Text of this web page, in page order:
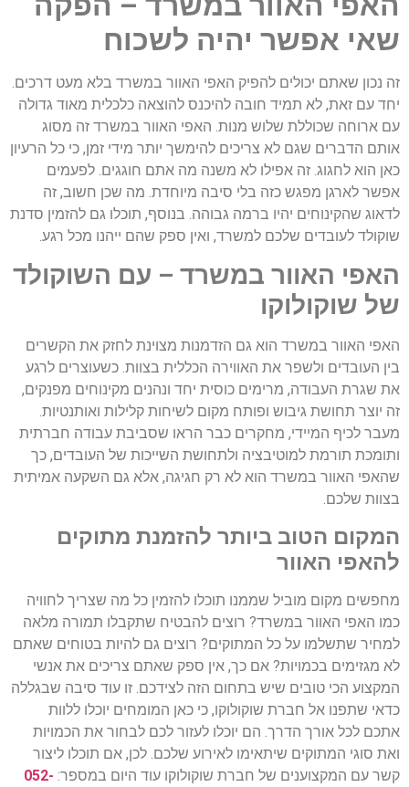
שאי אפשר יהיה לשכוח
זה נכון שאתם יכולים להפיק האפי האוור במשרד בלא מעט דרכים.
יחד עם זאת, לא תמיד חובה להיכנס להוצאה כלכלית מאוד גדולה
עם ארוחה שכוללת שלוש מנות. האפי האוור במשרד זה מסוג
אותם הדברים שגם לא צריכים להימשך יותר מידי זמן, כי כל הרעיון
כאן הוא לחגוג. זה אפילו לא משנה מה אתם חוגגים. לפעמים
אפשר לארגן מפגש כזה בלי סיבה מיוחדת. מה שכן חשוב, זה
לדאוג שהקינוחים יהיו ברמה גבוהה. בנוסף, תוכלו גם להזמין סדנת
שוקולד לעובדים שלכם למשרד, ואין ספק שהם ייהנו מכל רגע.
האפי האוור במשרד – עם השוקולד
של שוקולוקו
האפי האוור במשרד הוא גם הזדמנות מצוינת לחזק את הקשרים
בין העובדים ולשפר את האווירה הכללית בצוות. כשעוצרים לרגע
את שגרת העבודה, מרימים כוסית יחד ונהנים מקינוחים מפנקים,
זה יוצר תחושת גיבוש ופותח מקום לשיחות קלילות ואותנטיות.
מעבר לכיף המיידי, מחקרים כבר הראו שסביבת עבודה חברתית
ותומכת תורמת למוטיבציה ולתחושת השייכות של העובדים, כך
שהאפי האוור במשרד הוא לא רק חגיגה, אלא גם השקעה אמיתית
בצוות שלכם.
המקום הטוב ביותר להזמנת מתוקים
להאפי האוור
מחפשים מקום מוביל שממנו תוכלו להזמין כל מה שצריך לחוויה
כמו האפי האוור במשרד? רוצים להבטיח שתקבלו תמורה מלאה
למחיר שתשלמו על כל המתוקים? רוצים גם להיות בטוחים שאתם
לא מגזימים בכמויות? אם כך, אין ספק שאתם צריכים את אנשי
המקצוע הכי טובים שיש בתחום הזה לצידכם. זו עוד סיבה שבגללה
כדאי שתפנו אל חברת שוקולוקו, כי כאן המומחים יוכלו ללוות
אתכם לכל אורך הדרך. הם יוכלו לעזור לכם לבחור את הכמויות
ואת סוגי המתוקים שיתאימו לאירוע שלכם. לכן, אם תוכלו ליצור
קשר עם המקצוענים של חברת שוקולוקו עוד היום במספר: 052-